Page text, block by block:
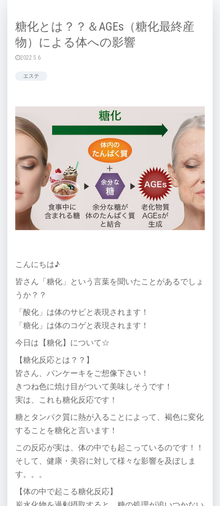
糖化とは？？＆AGEs（糖化最終産
物）による体への影響
2022.5.6
エステ
こんにちは♪
皆さん「糖化」という言葉を聞いたことがあるでしょ
うか？？
「酸化」は体のサビと表現されます！
「糖化」は体のコゲと表現されます！
今日は【糖化】について☆
【糖化反応とは？？】
皆さん、パンケーキをご想像下さい！
きつね色に焼け目がついて美味しそうです！
実は、これも糖化反応です！
糖とタンパク質に熱が入ることによって、褐色に変化
することを糖化と言います！
この反応が実は、体の中でも起こっているのです！！
そして、健康・美容に対して様々な影響を及ぼしま
す。。。
【体の中で起こる糖化反応】